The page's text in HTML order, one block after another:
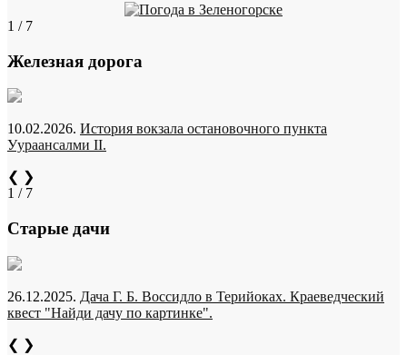
1 / 7
Железная дорога
10.02.2026. История вокзала остановочного пункта
Уураансалми II.
❮ ❯
1 / 7
Старые дачи
26.12.2025. Дача Г. Б. Воссидло в Терийоках. Краеведческий
квест "Найди дачу по картинке".
❮ ❯